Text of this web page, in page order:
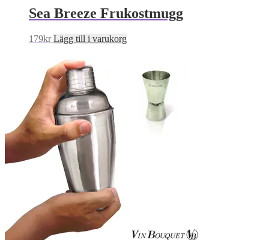
Sea Breeze Frukostmugg
179kr Lägg till i varukorg